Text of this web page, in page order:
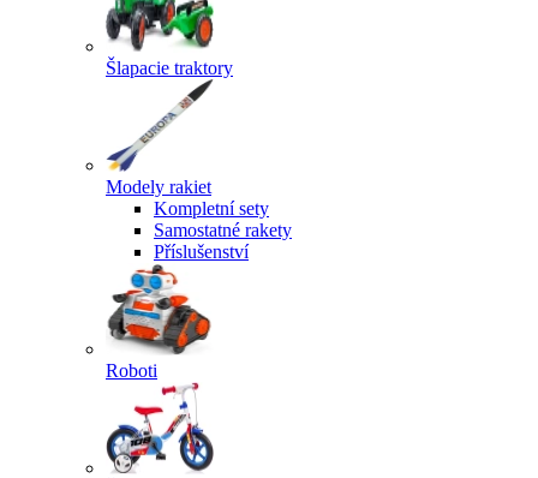
Šlapacie traktory
Modely rakiet
Kompletní sety
Samostatné rakety
Příslušenství
Roboti